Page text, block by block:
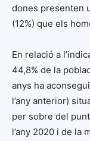
dones presenten
(12%) que els
En relació a
44,8% de la
anys ha
l’any anterior)
per sobre del
l’any 2020 i de la